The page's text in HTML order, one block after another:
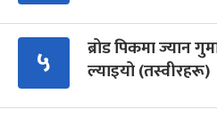
५
ब्रोड पिकमा ज्यान
ल्याइयो (तस्वीरहरू)